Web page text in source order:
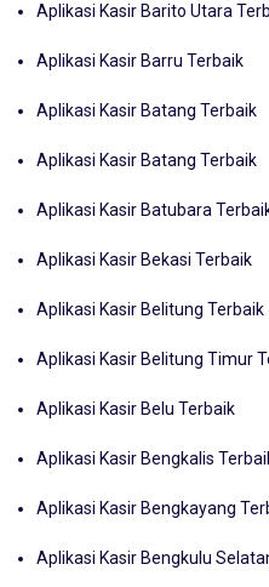
Aplikasi Kasir Barito Utara
Aplikasi Kasir Barru Terbaik
Aplikasi Kasir Batang Terbaik
Aplikasi Kasir Batang Terbaik
Aplikasi Kasir Batubara
Aplikasi Kasir Bekasi Terbaik
Aplikasi Kasir Belitung Terbaik
Aplikasi Kasir Belitung Timur
Aplikasi Kasir Belu Terbaik
Aplikasi Kasir Bengkalis
Aplikasi Kasir Bengkayang
Aplikasi Kasir Bengkulu